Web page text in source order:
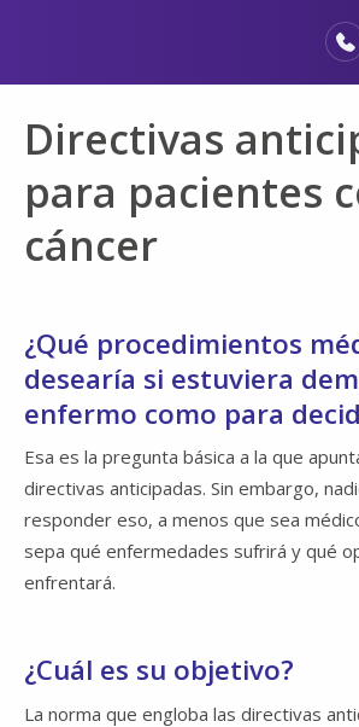
Básicos del cuidado de hospicio
Nuestros servicios
Profesionales médicos
Directivas
para pacientes
cáncer
¿Qué procedimientos
desearía si estuviera
enfermo como para
Esa es la pregunta básica a la que
directivas anticipadas. Sin embargo,
responder eso, a menos que sea
sepa qué enfermedades sufrirá y qué
enfrentará.
¿Cuál es su objetivo?
La norma que engloba las directivas